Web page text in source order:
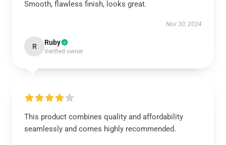
Smooth, flawless finish, looks great.
Nov 30, 2024
R Ruby
Verified owner
This product combines quality and affordability
seamlessly and comes highly recommended.